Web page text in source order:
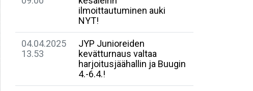
ilmoittautuminen auki
NYT!
04.04.2025
13.53
JYP Junioreiden
kevätturnaus valtaa
harjoitusjäähallin ja Buugin
4.-6.4.!